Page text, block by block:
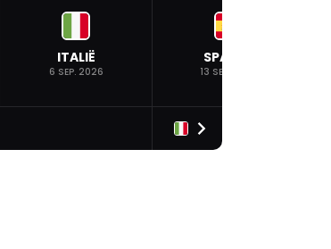
ITALIË
6 SEP. 2026
SPANJE
13 SEP. 2026